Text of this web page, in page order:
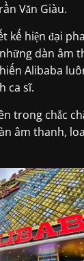
Văn Giàu.
kế hiện đại
dàn âm
Alibaba
ca sĩ.
trong chắc
âm thanh,